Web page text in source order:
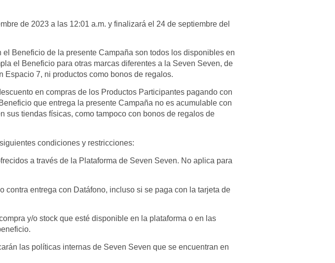
de 2023 a las 12:01 a.m. y finalizará el 24 de septiembre del
Beneficio de la presente Campaña son todos los disponibles en
el Beneficio para otras marcas diferentes a la Seven Seven, de
Espacio 7, ni productos como bonos de regalos.
en compras de los Productos Participantes pagando con
que entrega la presente Campaña no es acumulable con
sus tiendas físicas, como tampoco con bonos de regalos de
condiciones y restricciones:
a través de la Plataforma de Seven Seven. No aplica para
entrega con Datáfono, incluso si se paga con la tarjeta de
y/o stock que esté disponible en la plataforma o en las
las políticas internas de Seven Seven que se encuentran en